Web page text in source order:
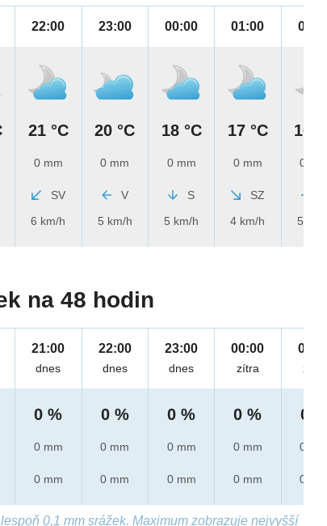
22:00
21 °C
0 mm
SV
6 km/h
23:00
20 °C
0 mm
V
5 km/h
00:00
18 °C
0 mm
S
5 km/h
01:00
17 °C
0 mm
SZ
4 km/h
02:00
16 °C
0 mm
5 km/h
na 48 hodin
21:00
dnes
0 %
0 mm
0 mm
22:00
dnes
0 %
0 mm
0 mm
23:00
dnes
0 %
0 mm
0 mm
00:00
zítra
0 %
0 mm
0 mm
01:00
zítra
0 %
0 mm
0 mm
0,1 mm srážek. Maximum zobrazuje nejvyšší